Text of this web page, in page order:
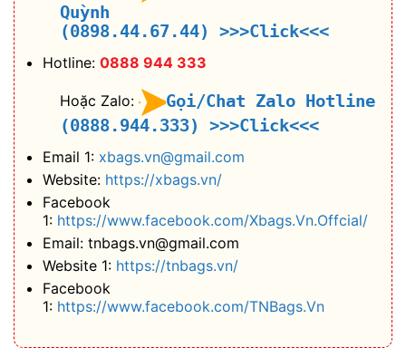
Quỳnh
(0898.44.67.44)
>>>Click<<<
Hotline: 0888 944 333
Hoặc Zalo:
Gọi/Chat Zalo Hotline
(0888.944.333)
>>>Click<<<
Email 1: xbags.vn@gmail.com
Website: https://xbags.vn/
Facebook
1: https://www.facebook.com/Xbags.Vn.Offcial/
Email: tnbags.vn@gmail.com
Website 1: https://tnbags.vn/
Facebook
1: https://www.facebook.com/TNBags.Vn